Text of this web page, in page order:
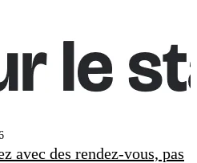
avec des rendez-vous, pas